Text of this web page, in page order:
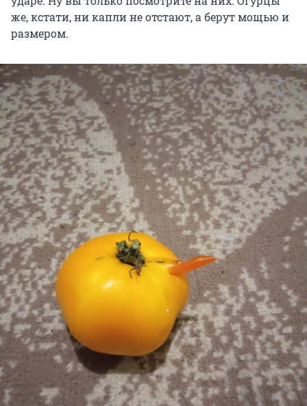
же, кстати, ни капли не отстают, а берут мощью и
размером.